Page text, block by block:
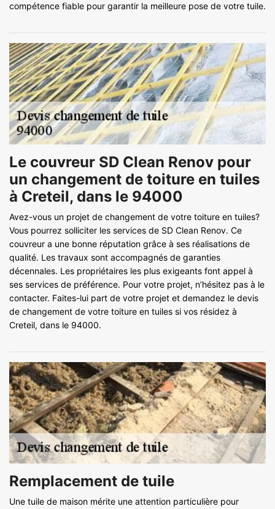
compétence fiable pour garantir la meilleure pose de votre tuile.
Le couvreur SD Clean Renov pour
un changement de toiture en tuiles
à Creteil, dans le 94000
Avez-vous un projet de changement de votre toiture en tuiles?
Vous pourrez solliciter les services de SD Clean Renov. Ce
couvreur a une bonne réputation grâce à ses réalisations de
qualité. Les travaux sont accompagnés de garanties
décennales. Les propriétaires les plus exigeants font appel à
ses services de préférence. Pour votre projet, n’hésitez pas à le
contacter. Faites-lui part de votre projet et demandez le devis
de changement de votre toiture en tuiles si vos résidez à
Creteil, dans le 94000.
Remplacement de tuile
Une tuile de maison mérite une attention particulière pour